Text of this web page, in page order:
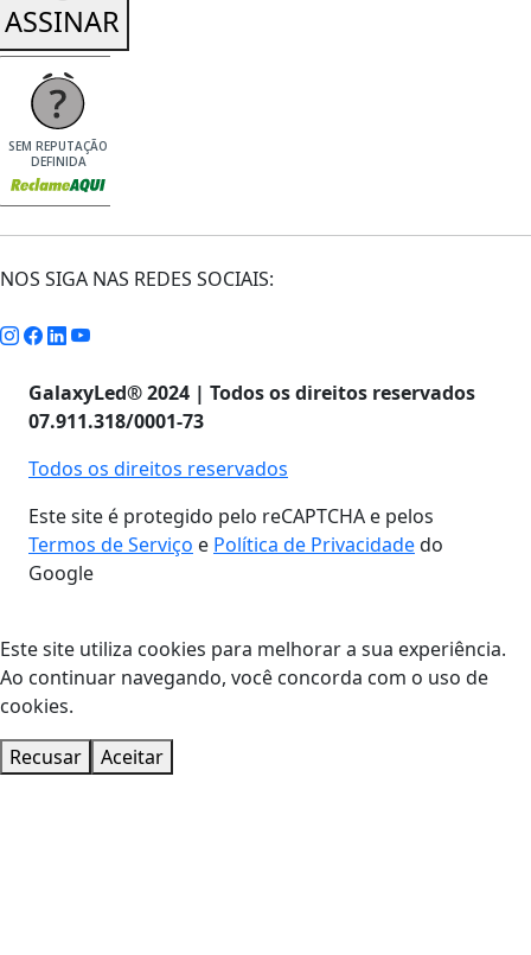
ASSINAR
SEM REPUTAÇÃO
DEFINIDA
NOS SIGA NAS REDES SOCIAIS:
GalaxyLed® 2024 | Todos os direitos reservados
07.911.318/0001-73
Todos os direitos reservados
Este site é protegido pelo reCAPTCHA e pelos
Termos de Serviço e Política de Privacidadedo
Google
Este site utiliza cookies para melhorar a sua experiência.
Ao continuar navegando, você concorda com o uso de
cookies.
Recusar
Aceitar